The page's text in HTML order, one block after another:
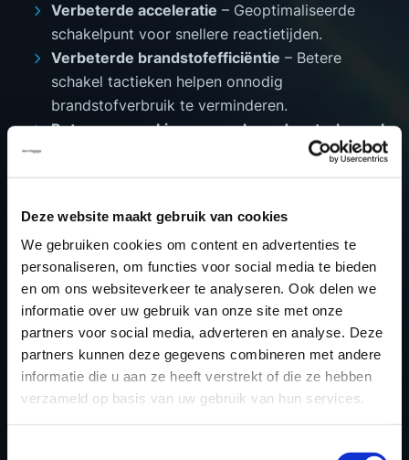
Deze website maakt gebruik van cookies
We gebruiken cookies om content en advertenties te
personaliseren, om functies voor social media te bieden
en om ons websiteverkeer te analyseren. Ook delen we
informatie over uw gebruik van onze site met onze
partners voor social media, adverteren en analyse. Deze
partners kunnen deze gegevens combineren met andere
informatie die u aan ze heeft verstrekt of die ze hebben
verzameld op basis van uw gebruik van hun services.
Verbeterde acceleratie – Geoptimaliseerde
schakelpunt voor snellere reactietijden.
Verbeterde brandstofefficiëntie – Betere
schakel tactieken helpen onnodig
brandstofverbruik te verminderen.
Betere verwerking van verhoogd motorkoppel
– Zorgt ervoor dat de versnellingsbak hogere
koppelwaarden veilig kan beheren.
Vermindert overmatige slijtage van de koppeling
en verbetert de algehele duurzaamheid.
WAAROM KIEZEN VOOR DYNO
CHIPTUNING FILES VOOR DSG
TUNING?
Als toonaangevende aanbieder van chiptuning